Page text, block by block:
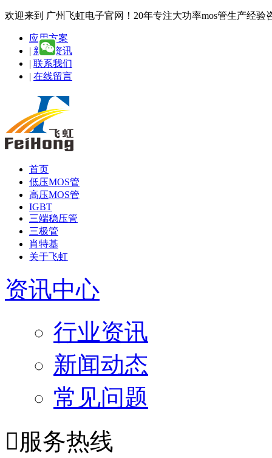
欢迎来到 广州飞虹电子官网！20年专注大功率mos管生产经验
应用方案
| 新闻资讯
| 联系我们
| 在线留言
首页
低压MOS管
高压MOS管
IGBT
三端稳压管
三极管
肖特基
关于飞虹
资讯中心
行业资讯
新闻动态
常见问题
服务热线